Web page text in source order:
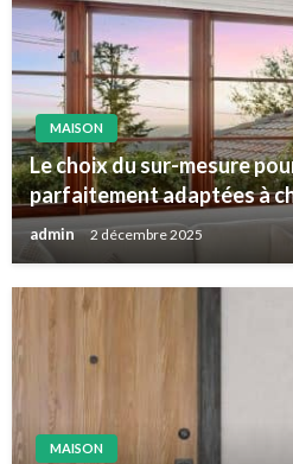
MAISON
Le choix du sur-mesure
parfaitement adaptées à
admin 2 décembre 2025
MAISON